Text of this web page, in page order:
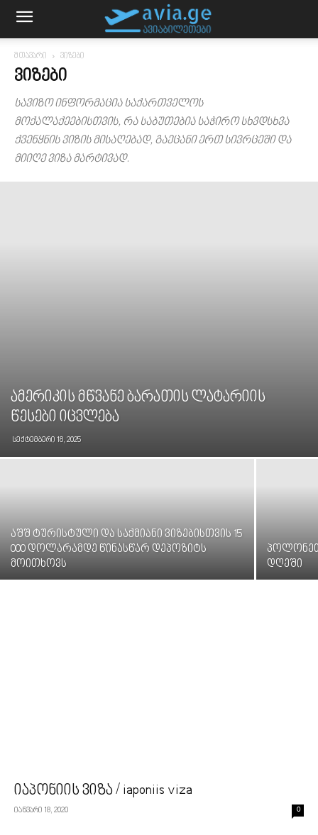
მთავარი ვიზები
ᲕᲘᲖᲔᲑᲘ
სავიზო ინფორმაცია საქართველოს
მოქალაქეებისთვის, რა საბუთებია საჭირო სხვდსხვა
ქვენყნის ვიზის მისაღებად, გაეცანი ერთ სივრცეში და
მიიღე ვიზა მარტივად.
ამერიკის მწვანე ბარათის ლატარიის
წესები იცვლება
სექტემბერი 18, 2025
აშშ ტურისტული და საქმიანი ვიზებისთვის 15
000 დოლარამდე წინასწარ დეპოზიტს
მოითხოვს
დღეში
იაპონიის ვიზა / iaponiis viza
იანვარი 18, 2020 0